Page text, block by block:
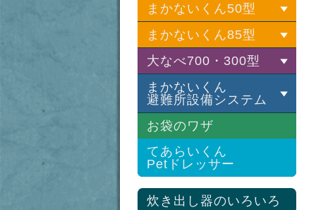
基本セット
LPGバーナーセット
灯油バーナーセット
30型鍋
プロ調理用具セット
熱交換器
まかないくん50型
基本セット
LPGバーナーセット
灯油バーナーセット
50型鍋
プロ調理用具セット
熱交換器
まかないくん85型
基本セット
LPGバーナーセット
灯油バーナーセット
85型平鍋
ステンレス蓋
85ℓ大ざる/二段式ボイル
大なべ700・300型
基本セット
LPGバーナーセット
灯油バーナーセット
まかないくん
避難所設備システム
避難所設備システム
水道ポンプ
シャワールーム
ヘッダー・ペアパイプ
お袋のワザ
てあらいくん
Petドレッサー
炊き出し器のいろいろ